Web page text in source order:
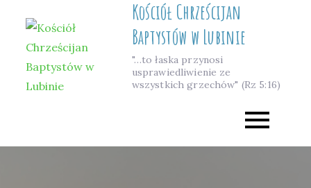
content
Kościół Chrześcijan
Baptystów w Lubinie
"…to łaska przynosi
usprawiedliwienie ze
wszystkich grzechów" (Rz 5:16)